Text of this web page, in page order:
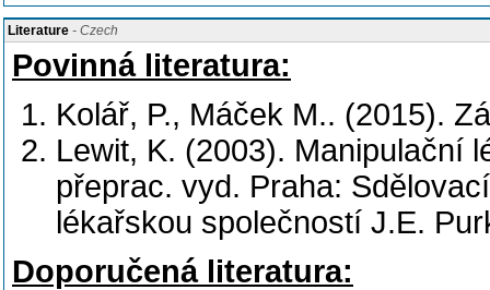
Literature - Czech
Povinná literatura:
Kolář, P., Máček M.. (2015).
Lewit, K. (2003). Manipulační
přeprac. vyd. Praha:
lékařskou společností J.E.
Doporučená literatura: